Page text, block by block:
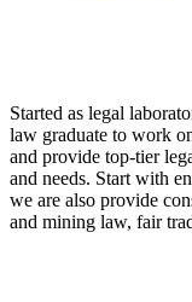
Started as legal
law graduate to work
and provide top-tier
and needs. Start with
we are also provide
and mining law, fair